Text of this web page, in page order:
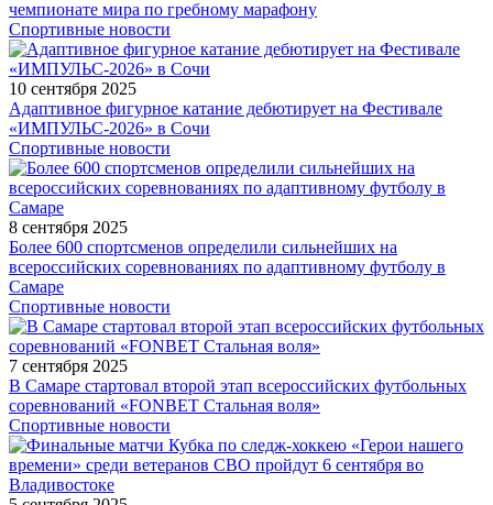
чемпионате мира по гребному марафону
Спортивные новости
10 сентября 2025
Адаптивное фигурное катание дебютирует на Фестивале
«ИМПУЛЬС-2026» в Сочи
Спортивные новости
8 сентября 2025
Более 600 спортсменов определили сильнейших на
всероссийских соревнованиях по адаптивному футболу в
Самаре
Спортивные новости
7 сентября 2025
В Самаре стартовал второй этап всероссийских футбольных
соревнований «FONBET Стальная воля»
Спортивные новости